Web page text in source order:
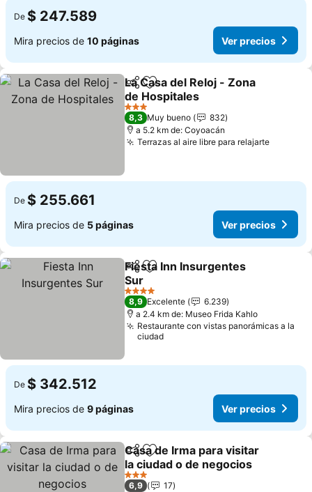
De $ 247.589
Mira precios de 10 páginas Ver precios
CompartirAgregar a favoritos
La Casa del Reloj - Zona
de Hospitales
Ver precios
3 Estrellas
8,3 Muy bueno
832
a 5.2 km de: Coyoacán
Terrazas al aire libre para relajarteVer
De $ 255.661
Mira precios de 5 páginas Ver precios
CompartirAgregar a favoritos
Fiesta Inn Insurgentes
Sur
Ver precios
4 Estrellas
8,9 Excelente
6.239
a 2.4 km de: Museo Frida Kahlo
Restaurante con vistas panorámicas a la
ciudad
De $ 342.512
Mira precios de 9 páginas Ver precios
CompartirAgregar a favoritos
Casa de Irma para visitar
la ciudad o de negocios
Ver precios
3 Estrellas
6,9
17